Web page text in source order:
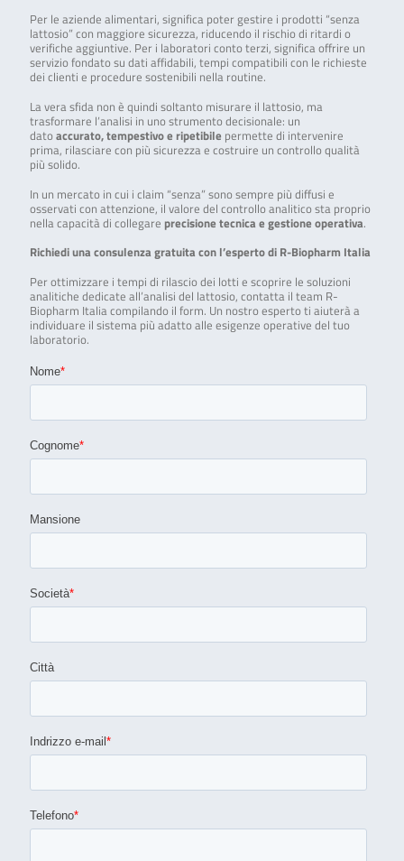
Per le aziende alimentari, significa poter gestire i prodotti “senza
lattosio” con maggiore sicurezza, riducendo il rischio di ritardi o
verifiche aggiuntive. Per i laboratori conto terzi, significa offrire un
servizio fondato su dati affidabili, tempi compatibili con le richieste
dei clienti e procedure sostenibili nella routine.
La vera sfida non è quindi soltanto misurare il lattosio, ma
trasformare l’analisi in uno strumento decisionale: un
datoaccurato, tempestivo e ripetibile permette di intervenire
prima, rilasciare con più sicurezza e costruire un controllo qualità
più solido.
In un mercato in cui i claim “senza” sono sempre più diffusi e
osservati con attenzione, il valore del controllo analitico sta proprio
nella capacità di collegare precisione tecnica e gestione operativa.
Richiedi una consulenza gratuita con l’esperto di R-Biopharm Italia
Per ottimizzare i tempi di rilascio dei lotti e scoprire le soluzioni
analitiche dedicate all’analisi del lattosio, contatta il team R-
Biopharm Italia compilando il form. Un nostro esperto ti aiuterà a
individuare il sistema più adatto alle esigenze operative del tuo
laboratorio.